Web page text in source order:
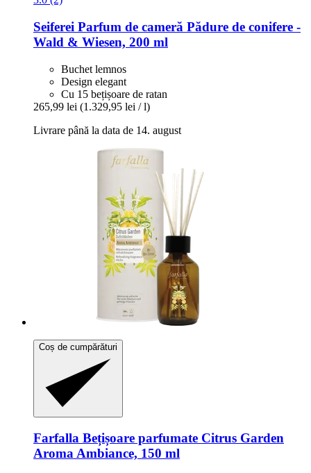
Seiferei Parfum de cameră Pădure de conifere -​
Wald & Wiesen, 200 ml
Buchet lemnos
Design elegant
Cu 15 bețișoare de ratan
265,99 lei (1.329,95 lei / l)
Livrare până la data de 14. august
Coș de cumpărături
Farfalla Bețișoare parfumate Citrus Garden
Aroma Ambiance, 150 ml